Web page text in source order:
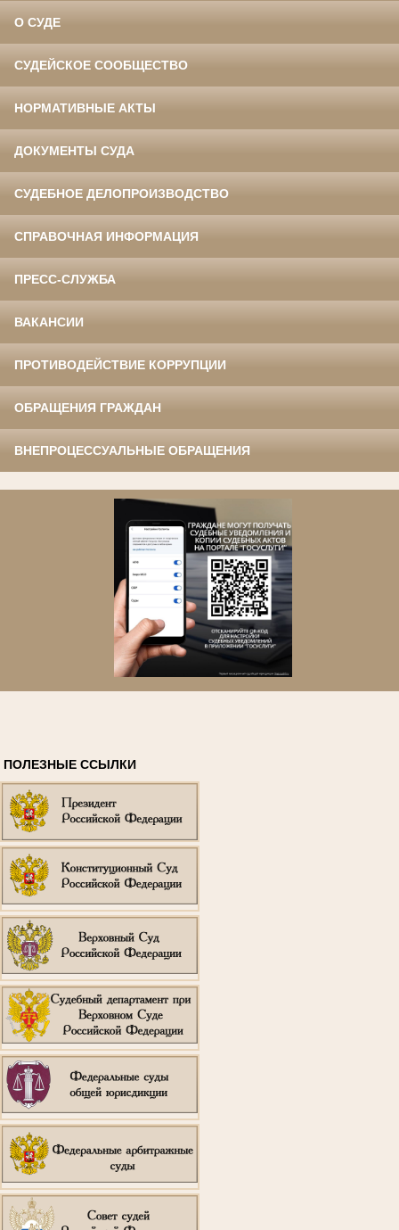
О СУДЕ
СУДЕЙСКОЕ СООБЩЕСТВО
НОРМАТИВНЫЕ АКТЫ
ДОКУМЕНТЫ СУДА
СУДЕБНОЕ ДЕЛОПРОИЗВОДСТВО
СПРАВОЧНАЯ ИНФОРМАЦИЯ
ПРЕСС-СЛУЖБА
ВАКАНСИИ
ПРОТИВОДЕЙСТВИЕ КОРРУПЦИИ
ОБРАЩЕНИЯ ГРАЖДАН
ВНЕПРОЦЕССУАЛЬНЫЕ ОБРАЩЕНИЯ
ПОЛЕЗНЫЕ ССЫЛКИ